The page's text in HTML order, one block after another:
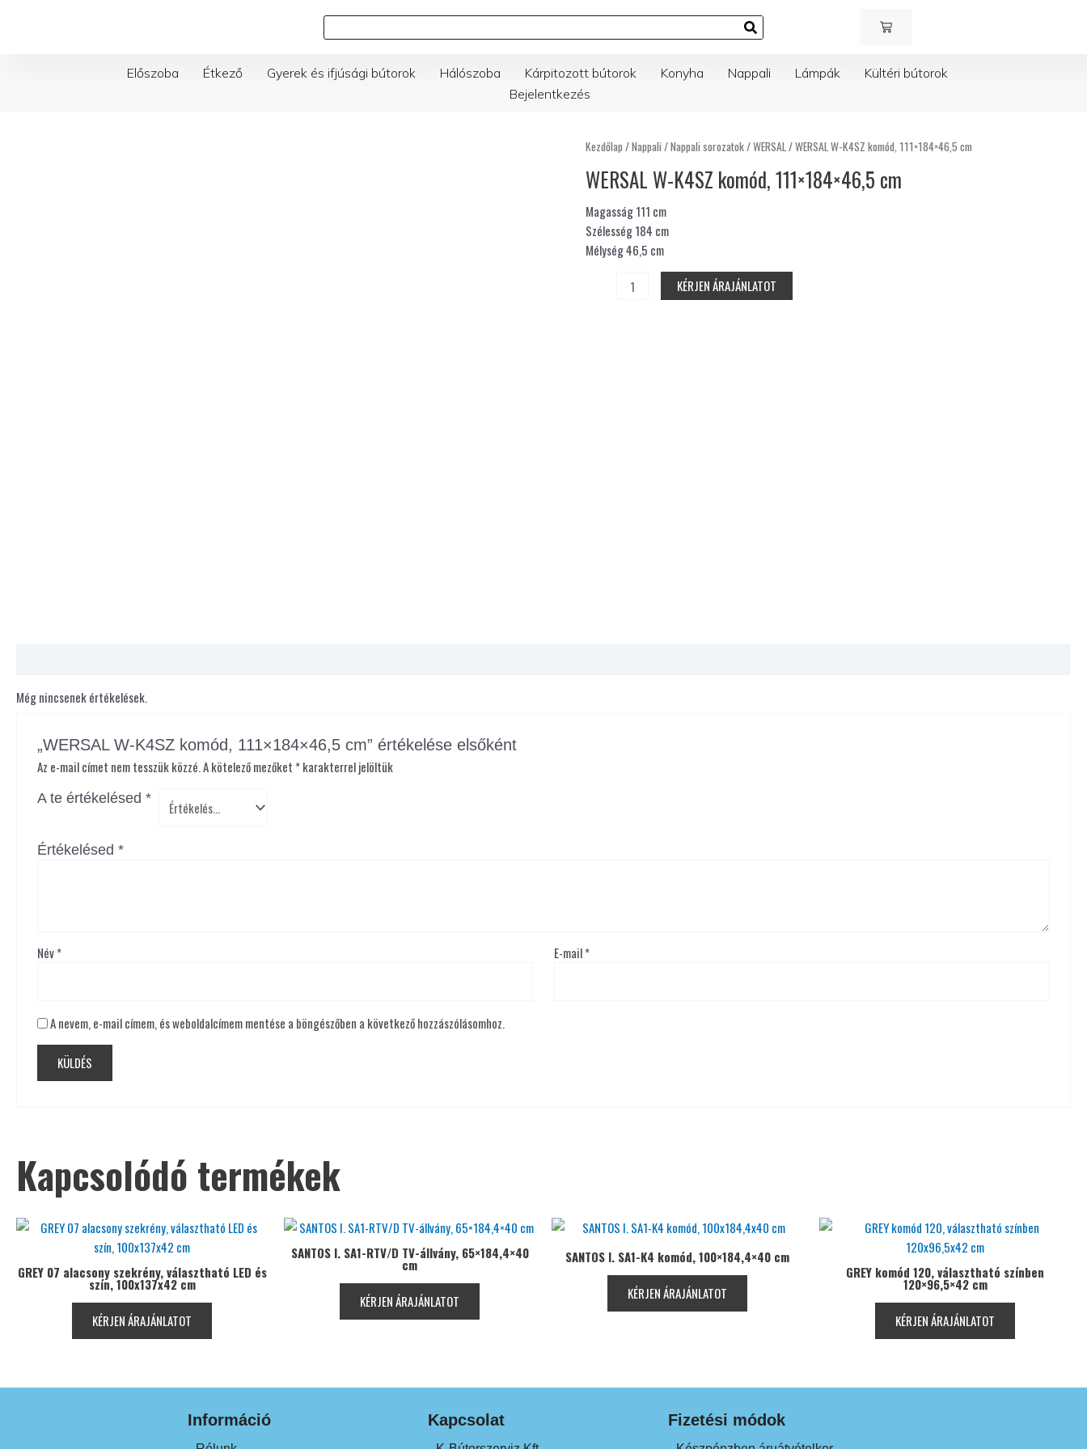
Keresés KOSÁR
Előszoba Étkező Gyerek és ifjúsági bútorok Hálószoba Kárpitozott bútorok Konyha Nappali Lámpák
Kültéri bútorok
Bejelentkezés
Kezdőlap /Nappali /Nappali sorozatok/WERSAL/ WERSAL W-K4SZ komód, 111×184×46,5 cm
WERSAL W-K4SZ komód, 111×184×46,5 cm
Magasság 111 cm
Szélesség 184 cm
Mélység 46,5 cm
WERSAL
K4SZ
komód,
111×184×46,5
cm
mennyiség
KÉRJEN ÁRAJÁNLATOT
Még nincsenek értékelések.
„WERSAL W-K4SZ komód, 111×184×46,5 cm” értékelése elsőként
Az e-mail címet nem tesszük közzé.A kötelező mezőket *karakterrel jelöltük
A te értékelésed*
Értékelésed*
Név* E-mail*
A nevem, e-mail címem, és weboldalcímem mentése a böngészőben a következő hozzászólásomhoz.
Kapcsolódó termékek
GREY 07 alacsony szekrény, választható LED és
szín, 100x137x42 cm
KÉRJEN ÁRAJÁNLATOT
SANTOS I. SA1-RTV/D TV-állvány, 65×184,4×40
cm
KÉRJEN ÁRAJÁNLATOT
SANTOS I. SA1-K4 komód, 100×184,4×40 cm
KÉRJEN ÁRAJÁNLATOT
GREY komód 120, választható színben
120×96,5×42 cm
KÉRJEN ÁRAJÁNLATOT
Információ Kapcsolat Fizetési módok